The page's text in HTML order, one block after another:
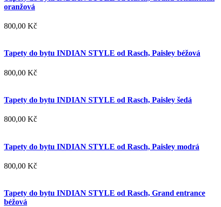
oranžová
800,00 Kč
Tapety do bytu INDIAN STYLE od Rasch, Paisley béžová
800,00 Kč
Tapety do bytu INDIAN STYLE od Rasch, Paisley šedá
800,00 Kč
Tapety do bytu INDIAN STYLE od Rasch, Paisley modrá
800,00 Kč
Tapety do bytu INDIAN STYLE od Rasch, Grand entrance
béžová